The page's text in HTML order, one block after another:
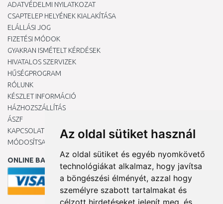
Az oldal sütiket használ
Az oldal sütiket és egyéb nyomkövető
technológiákat alkalmaz, hogy javítsa
a böngészési élményét, azzal hogy
személyre szabott tartalmakat és
célzott hirdetéseket jelenít meg, és
ADATVÉDELMI NYILATKOZAT
CSAPTELEP HELYÉNEK KIALAKÍTÁSA
ELÁLLÁSI JOG
FIZETÉSI MÓDOK
GYAKRAN ISMÉTELT KÉRDÉSEK
HIVATALOS SZERVIZEK
HŰSÉGPROGRAM
RÓLUNK
KÉSZLET INFORMÁCIÓ
HÁZHOZSZÁLLÍTÁS
ÁSZF
KAPCSOLAT
MÓDOSÍTSA A COOKIE-BEÁLLÍTÁSAIMAT
ONLINE BANKKÁRTYÁVAL